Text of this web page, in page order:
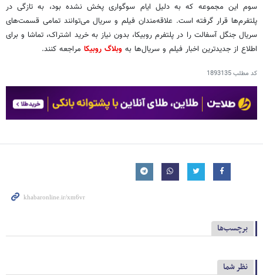
سوم این مجموعه که به دلیل ایام سوگواری پخش نشده بود، به تازگی در
پلتفرم‌ها قرار گرفته است. علاقه‌مندان فیلم و سریال می‌توانند تمامی قسمت‌های
سریال جنگل آسفالت را در پلتفرم روبیکا، بدون نیاز به خرید اشتراک، تماشا و برای
اطلاع از جدیدترین اخبار فیلم و سریال‌‏ها به وبلاگ روبیکا مراجعه کنند.
کد مطلب1893135
برچسب‌ها
نظر شما